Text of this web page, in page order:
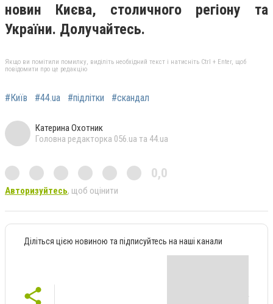
новин Києва, столичного регіону та
України. Долучайтесь.
Якщо ви помітили помилку, виділіть необхідний текст і натисніть Ctrl + Enter, щоб
повідомити про це редакцію
#Київ #44.ua #підлітки #скандал
Катерина Охотник
Головна редакторка 056.ua та 44.ua
0,0
Авторизуйтесь, щоб оцінити
Діліться цією новиною та підписуйтесь на наші канали